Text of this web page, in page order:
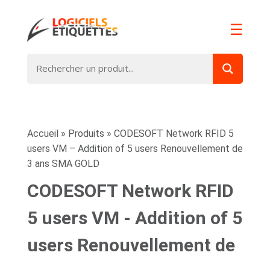
☰
Accueil » Produits » CODESOFT Network RFID 5
users VM – Addition of 5 users Renouvellement de
3 ans SMA GOLD
CODESOFT Network RFID
5 users VM - Addition of 5
users Renouvellement de